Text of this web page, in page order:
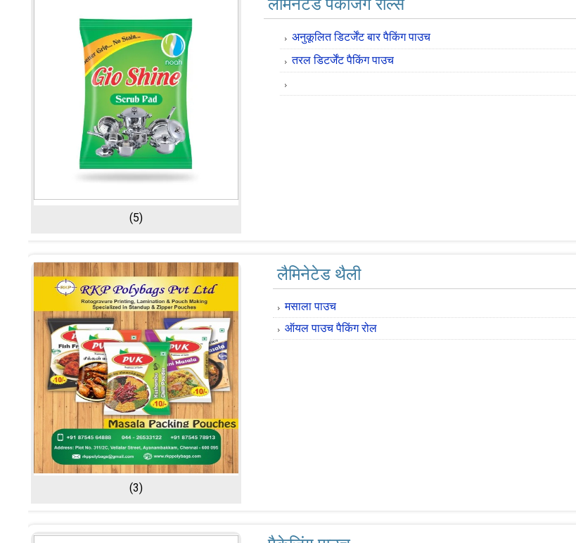
(5)
लैमिनेटेड पैकेजिंग रोल्स
अनुकूलित डिटर्जेंट बार पैकिंग पाउच
तरल डिटर्जेंट पैकिंग पाउच
(3)
लैमिनेटेड थैली
मसाला पाउच
ऑयल पाउच पैकिंग रोल